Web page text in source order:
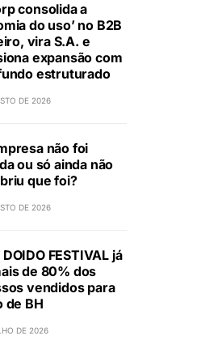
consolida a
do uso’ no B2B
vira S.A. e
expansão com
estruturado
DE 2026
não foi
ou só ainda não
que foi?
DE 2026
FESTIVAL já
de 80% dos
vendidos para
de BH
DE 2026